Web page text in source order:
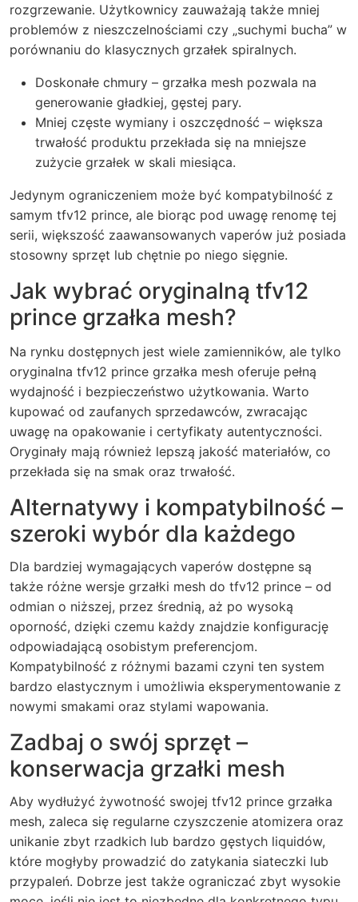
rozgrzewanie. Użytkownicy zauważają także mniej
problemów z nieszczelnościami czy „suchymi bucha” w
porównaniu do klasycznych grzałek spiralnych.
Doskonałe chmury – grzałka mesh pozwala na
generowanie gładkiej, gęstej pary.
Mniej częste wymiany i oszczędność – większa
trwałość produktu przekłada się na mniejsze
zużycie grzałek w skali miesiąca.
Jedynym ograniczeniem może być kompatybilność z
samym tfv12 prince, ale biorąc pod uwagę renomę tej
serii, większość zaawansowanych vaperów już posiada
stosowny sprzęt lub chętnie po niego sięgnie.
Jak wybrać oryginalną tfv12
prince grzałka mesh?
Na rynku dostępnych jest wiele zamienników, ale tylko
oryginalna tfv12 prince grzałka mesh oferuje pełną
wydajność i bezpieczeństwo użytkowania. Warto
kupować od zaufanych sprzedawców, zwracając
uwagę na opakowanie i certyfikaty autentyczności.
Oryginały mają również lepszą jakość materiałów, co
przekłada się na smak oraz trwałość.
Alternatywy i kompatybilność –
szeroki wybór dla każdego
Dla bardziej wymagających vaperów dostępne są
także różne wersje grzałki mesh do tfv12 prince – od
odmian o niższej, przez średnią, aż po wysoką
oporność, dzięki czemu każdy znajdzie konfigurację
odpowiadającą osobistym preferencjom.
Kompatybilność z różnymi bazami czyni ten system
bardzo elastycznym i umożliwia eksperymentowanie z
nowymi smakami oraz stylami wapowania.
Zadbaj o swój sprzęt –
konserwacja grzałki mesh
Aby wydłużyć żywotność swojej tfv12 prince grzałka
mesh, zaleca się regularne czyszczenie atomizera oraz
unikanie zbyt rzadkich lub bardzo gęstych liquidów,
które mogłyby prowadzić do zatykania siateczki lub
przypaleń. Dobrze jest także ograniczać zbyt wysokie